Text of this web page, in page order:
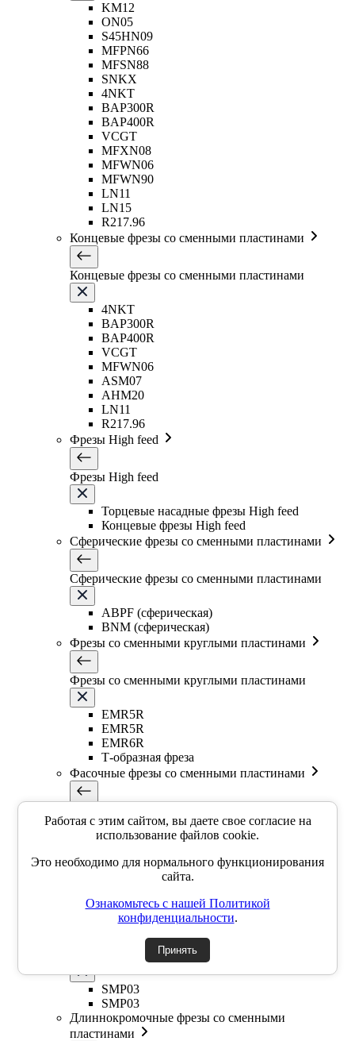
KM12
ON05
S45HN09
MFPN66
MFSN88
SNKX
4NKT
BAP300R
BAP400R
VCGT
MFXN08
MFWN06
MFWN90
LN11
LN15
R217.96
Концевые фрезы со сменными пластинами
Концевые фрезы со сменными пластинами
4NKT
BAP300R
BAP400R
VCGT
MFWN06
ASM07
AHM20
LN11
R217.96
Фрезы High feed
Фрезы High feed
Торцевые насадные фрезы High feed
Концевые фрезы High feed
Сферические фрезы со сменными пластинами
Сферические фрезы со сменными пластинами
ABPF (сферическая)
BNM (сферическая)
Фрезы со сменными круглыми пластинами
Фрезы со сменными круглыми пластинами
EMR5R
EMR5R
EMR6R
Т-образная фреза
Фасочные фрезы со сменными пластинами
SSP
SSY
TKCM
Дисковые фрезы со сменными пластинами
Дисковые фрезы со сменными пластинами
SMP03
SMP03
Длиннокромочные фрезы со сменными
пластинами
Работая с этим сайтом, вы даете свое согласие на
использование файлов cookie.
Это необходимо для нормального функционирования
сайта.
Ознакомьтесь с нашей Политикой
конфиденциальности.
Принять